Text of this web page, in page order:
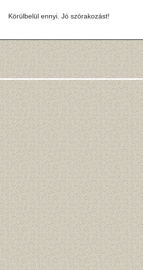
Körülbelül ennyi. Jó szórakozást!